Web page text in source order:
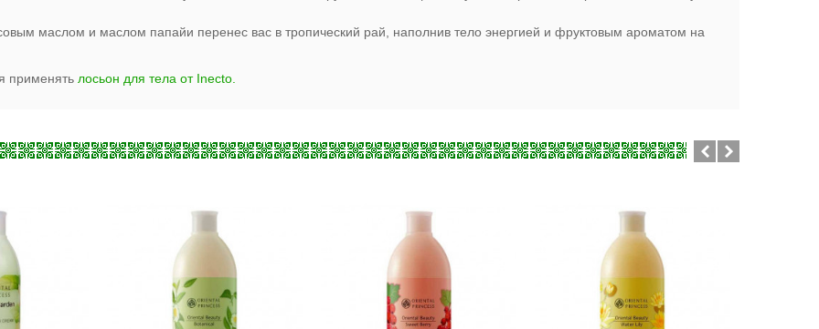
маслом и маслом папайи перенес вас в тропический рай, наполнив тело энергией и фруктовым ароматом на
применять лосьон для тела от Inecto.